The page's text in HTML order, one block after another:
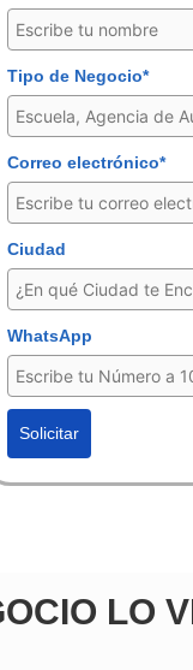
Tipo de Negocio*
Correo electrónico*
Ciudad
WhatsApp
Solicitar
LO